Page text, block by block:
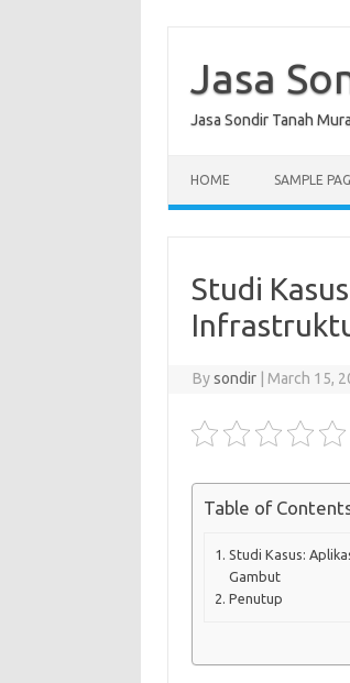
content
Jasa
Jasa Sondir Tanah
HOME SAMPLE
Studi
Bysondir March 15,
Table of
Studi Kasus:
Gambut
Penutup